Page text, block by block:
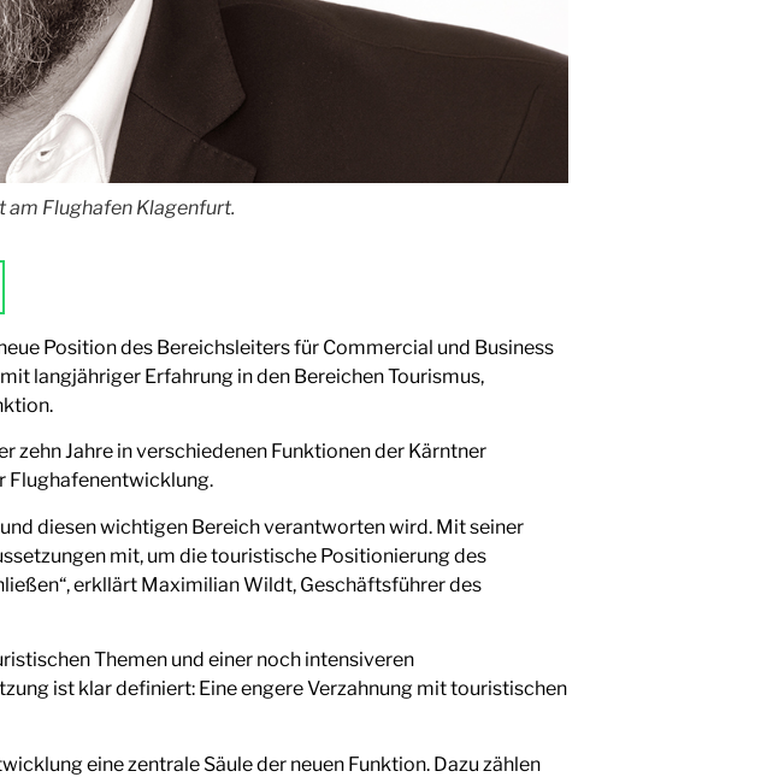
am Flughafen Klagenfurt.
Position des Bereichsleiters für Commercial und Business
langjähriger Erfahrung in den Bereichen Tourismus,
zehn Jahre in verschiedenen Funktionen der Kärntner
Flughafenentwicklung.
diesen wichtigen Bereich verantworten wird. Mit seiner
mit, um die touristische Positionierung des
erkllärt Maximilian Wildt, Geschäftsführer des
Themen und einer noch intensiveren
ist klar definiert: Eine engere Verzahnung mit touristischen
eine zentrale Säule der neuen Funktion. Dazu zählen